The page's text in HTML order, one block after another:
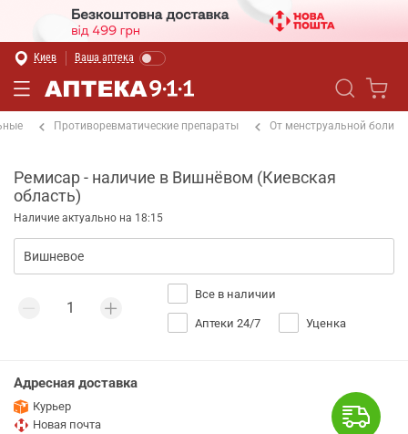
Киев Ваша аптека
Противоревматические препараты От менструальной боли
Ремисар - наличие в Вишнёвом (Киевская
область)
Наличие актуально на 18:15
Все в наличии
Аптеки 24/7 Уценка
Адресная доставка
Курьер
Новая почта